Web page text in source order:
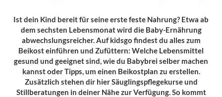
Ist dein Kind bereit für seine erste feste Nahrung? Etwa ab
dem sechsten Lebensmonat wird die Baby-Ernährung
abwechslungsreicher. Auf kidsgo findest du alles zum
Beikost einführen und Zufüttern: Welche Lebensmittel
gesund und geeignet sind, wie du Babybrei selber machen
kannst oder Tipps, um einen Beikostplan zu erstellen.
Zusätzlich stehen dir hier Säuglingspflegekurse und
Stillberatungen in deiner Nähe zur Verfügung. So kommt